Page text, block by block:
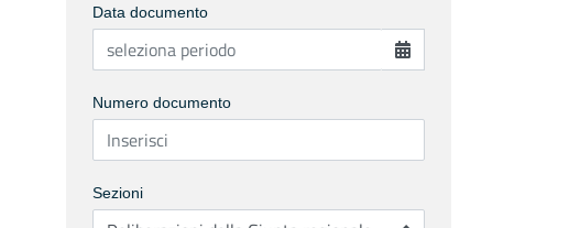
Data documento
Numero documento
Sezioni